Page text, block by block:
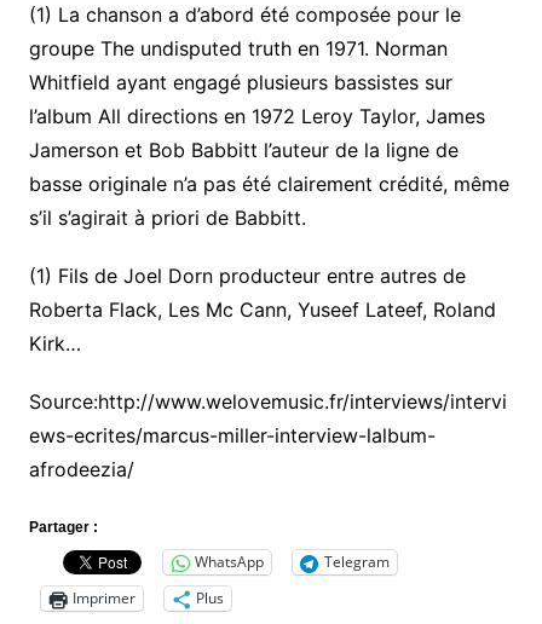
(1) La chanson a d’abord été composée pour le
groupe The undisputed truth en 1971. Norman
Whitfield ayant engagé plusieurs bassistes sur
l’album All directions en 1972 Leroy Taylor, James
Jamerson et Bob Babbitt l’auteur de la ligne de
basse originale n’a pas été clairement crédité, même
s’il s’agirait à priori de Babbitt.
(1) Fils de Joel Dorn producteur entre autres de
Roberta Flack, Les Mc Cann, Yuseef Lateef, Roland
Kirk…
Source:http://www.welovemusic.fr/interviews/intervi
ews-ecrites/marcus-miller-interview-lalbum-
afrodeezia/
Partager :
WhatsApp
Telegram
Imprimer
Plus